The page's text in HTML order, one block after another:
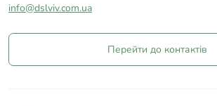
info@dslviv.com.ua
Перейти до контактів